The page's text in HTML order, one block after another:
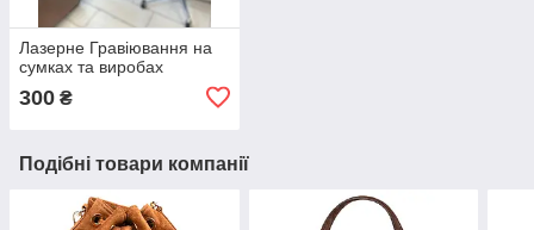
Лазерне Гравіювання на
сумках та виробах
300 ₴
Подібні товари компанії